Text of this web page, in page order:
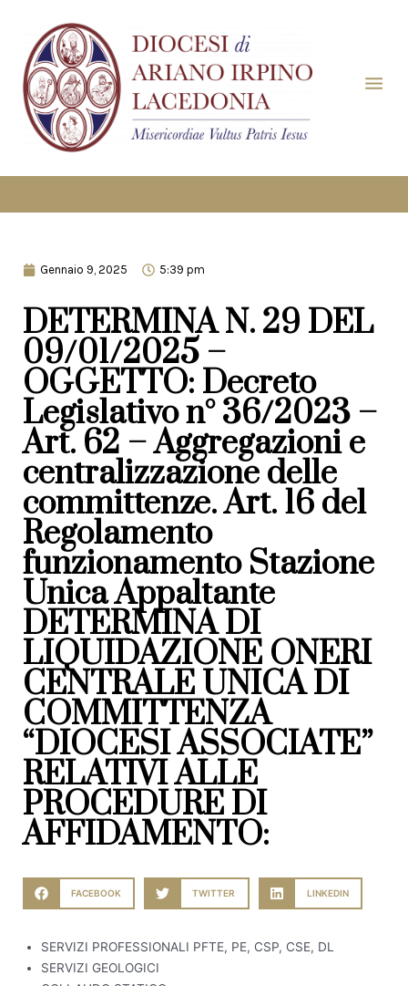
Gennaio 9, 2025 5:39 pm
DETERMINA N. 29 DEL
09/01/2025 –
OGGETTO: Decreto
Legislativo n° 36/2023 –
Art. 62 – Aggregazioni e
centralizzazione delle
committenze. Art. 16 del
Regolamento
funzionamento Stazione
Unica Appaltante
DETERMINA DI
LIQUIDAZIONE ONERI
CENTRALE UNICA DI
COMMITTENZA
“DIOCESI ASSOCIATE”
RELATIVI ALLE
PROCEDURE DI
AFFIDAMENTO:
FACEBOOK TWITTER LINKEDIN
SERVIZI PROFESSIONALI PFTE, PE, CSP, CSE, DL
SERVIZI GEOLOGICI